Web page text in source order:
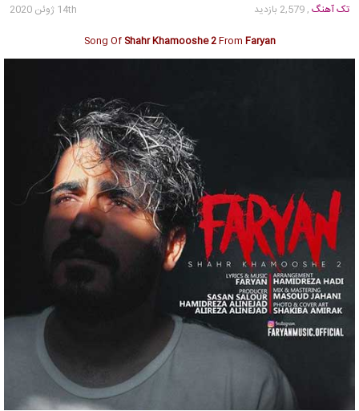
تک آهنگ , 2,579 بازدید
14th ژوئن 2020
Song Of Shahr Khamooshe 2From Faryan